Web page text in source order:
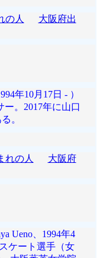
の人
大阪府出
年10月17日 - ）
。2017年に山口
。
れの人
大阪府
Ueno、1994年4
ケート選手（女